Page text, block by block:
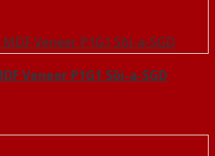
Veneer P1G1 Sồi-a-SGD